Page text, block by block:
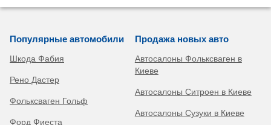
Популярные автомобили
Шкода Фабия
Рено Дастер
Фольксваген Гольф
Форд Фиеста
Продажа новых авто
Автосалоны Фольксваген в
Киеве
Автосалоны Ситроен в Киеве
Автосалоны Сузуки в Киеве